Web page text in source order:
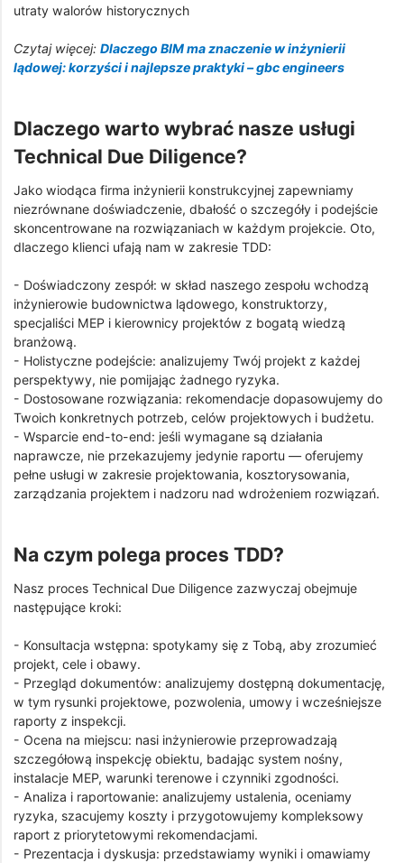
utraty walorów historycznych
Czytaj więcej: Dlaczego BIM ma znaczenie w inżynierii
lądowej: korzyści i najlepsze praktyki – gbc engineers
Dlaczego warto wybrać nasze usługi
Technical Due Diligence?
Jako wiodąca firma inżynierii konstrukcyjnej zapewniamy
niezrównane doświadczenie, dbałość o szczegóły i podejście
skoncentrowane na rozwiązaniach w każdym projekcie. Oto,
dlaczego klienci ufają nam w zakresie TDD:
- Doświadczony zespół: w skład naszego zespołu wchodzą
inżynierowie budownictwa lądowego, konstruktorzy,
specjaliści MEP i kierownicy projektów z bogatą wiedzą
branżową.
- Holistyczne podejście: analizujemy Twój projekt z każdej
perspektywy, nie pomijając żadnego ryzyka.
- Dostosowane rozwiązania: rekomendacje dopasowujemy do
Twoich konkretnych potrzeb, celów projektowych i budżetu.
- Wsparcie end-to-end: jeśli wymagane są działania
naprawcze, nie przekazujemy jedynie raportu — oferujemy
pełne usługi w zakresie projektowania, kosztorysowania,
zarządzania projektem i nadzoru nad wdrożeniem rozwiązań.
Na czym polega proces TDD?
Nasz proces Technical Due Diligence zazwyczaj obejmuje
następujące kroki:
- Konsultacja wstępna: spotykamy się z Tobą, aby zrozumieć
projekt, cele i obawy.
- Przegląd dokumentów: analizujemy dostępną dokumentację,
w tym rysunki projektowe, pozwolenia, umowy i wcześniejsze
raporty z inspekcji.
- Ocena na miejscu: nasi inżynierowie przeprowadzają
szczegółową inspekcję obiektu, badając system nośny,
instalacje MEP, warunki terenowe i czynniki zgodności.
- Analiza i raportowanie: analizujemy ustalenia, oceniamy
ryzyka, szacujemy koszty i przygotowujemy kompleksowy
raport z priorytetowymi rekomendacjami.
- Prezentacja i dyskusja: przedstawiamy wyniki i omawiamy